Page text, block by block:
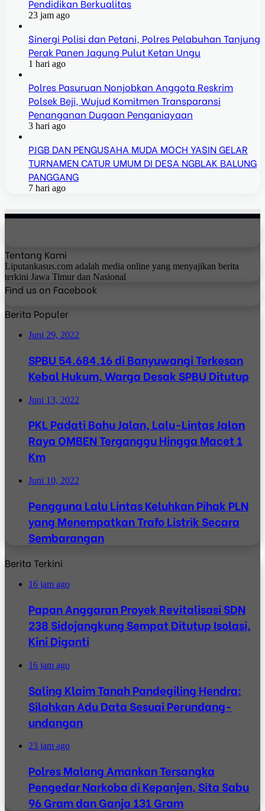
Pendidikan Berkualitas
23 jam ago
Sinergi Polisi dan Petani, Polres Pelabuhan Tanjung
Perak Panen Jagung Pulut Ketan Ungu
1 hari ago
Polres Pasuruan Nonjobkan Anggota Reskrim
Polsek Beji, Wujud Komitmen Transparansi
Penanganan Dugaan Penganiayaan
3 hari ago
PJGB DAN PENGUSAHA MUDA MOCH YASIN GELAR
TURNAMEN CATUR UMUM DI DESA NGBLAK BALUNG
PANGGANG
7 hari ago
Tentang Kami
Liputankasus.com adalah media online yang menyajikan berita
terkini Jawa Timur dan Nasional
Find us on Facebook
Berita Populer
Juni 29, 2022
SPBU 54.684.16 di Banyuwangi Terkesan
Kebal Hukum, Warga Desak SPBU Ditutup
Juni 13, 2022
PKL Padati Bahu Jalan, Lalu-Lintas Jalan
Raya OMBEN Terganggu Hingga Macet 1
Km
Juni 10, 2022
Pengguna Lalu Lintas Keluhkan Pihak PLN
yang Menempatkan Trafo Listrik Secara
Sembarangan
Berita Terkini
16 jam ago
Papan Anggaran Proyek Revitalisasi SDN
238 Sidojangkung Sempat Ditutup Isolasi,
Kini Diganti
16 jam ago
Saling Klaim Tanah Pandegiling Hendra:
Silahkan Adu Data Sesuai Perundang-
undangan
23 jam ago
Polres Malang Amankan Tersangka
Pengedar Narkoba di Kepanjen, Sita Sabu
96 Gram dan Ganja 131 Gram